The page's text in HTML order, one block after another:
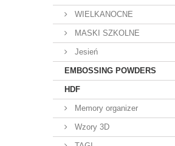
WIELKANOCNE
MASKI SZKOLNE
Jesień
EMBOSSING POWDERS
HDF
Memory organizer
Wzory 3D